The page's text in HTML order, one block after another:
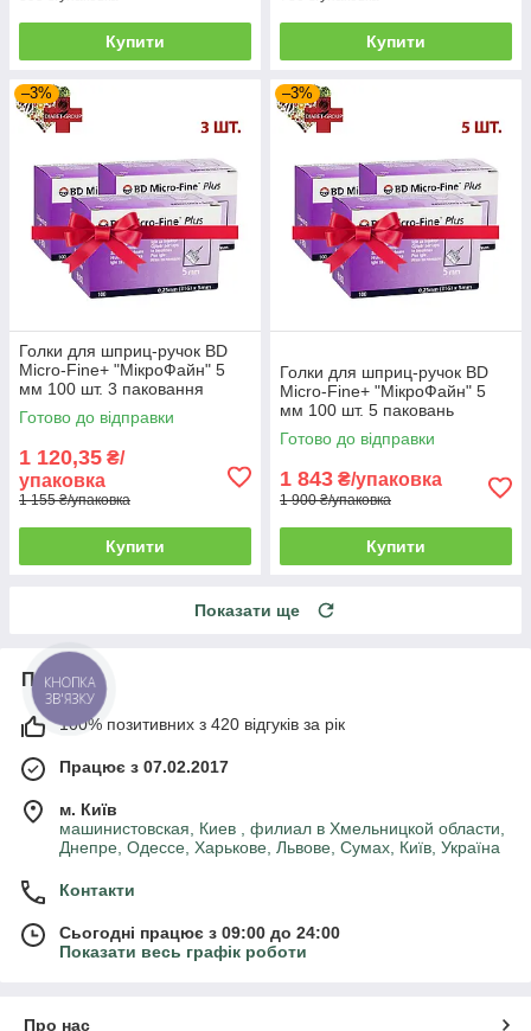
Купити Купити
–3%
Голки для шприц-ручок BD
Micro-Fine+ "МікроФайн" 5
мм 100 шт. 3 паковання
Готово до відправки
1 120,35 ₴/
упаковка
1 155 ₴/упаковка
Купити
–3%
Голки для шприц-ручок BD
Micro-Fine+ "МікроФайн" 5
мм 100 шт. 5 паковань
Готово до відправки
1 843 ₴/упаковка
1 900 ₴/упаковка
Купити
Показати ще
Про нас
100% позитивних з 420 відгуків за рік
Працює з 07.02.2017
м. Київ
машинистовская, Киев , филиал в Хмельницкой области,
Днепре, Одессе, Харькове, Львове, Сумах, Київ, Україна
Контакти
Сьогодні працює з 09:00 до 24:00
Показати весь графік роботи
Про нас
КНОПКА
ЗВ'ЯЗКУ